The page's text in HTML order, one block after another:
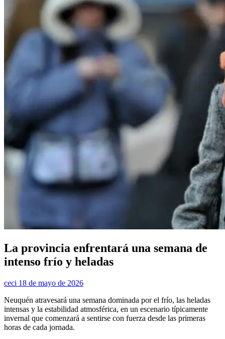
La provincia enfrentará una semana de
intenso frío y heladas
ceci 18 de mayo de 2026
Neuquén atravesará una semana dominada por el frío, las heladas
intensas y la estabilidad atmosférica, en un escenario típicamente
invernal que comenzará a sentirse con fuerza desde las primeras
horas de cada jornada.